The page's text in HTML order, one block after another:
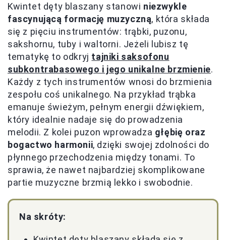
Kwintet dęty blaszany stanowi niezwykle
fascynującą formację muzyczną, która składa
się z pięciu instrumentów: trąbki, puzonu,
sakshornu, tuby i waltorni. Jeżeli lubisz tę
tematykę to odkryj tajniki saksofonu
subkontrabasowego i jego unikalne brzmienie.
Każdy z tych instrumentów wnosi do brzmienia
zespołu coś unikalnego. Na przykład trąbka
emanuje świeżym, pełnym energii dźwiękiem,
który idealnie nadaje się do prowadzenia
melodii. Z kolei puzon wprowadza głębię oraz
bogactwo harmonii, dzięki swojej zdolności do
płynnego przechodzenia między tonami. To
sprawia, że nawet najbardziej skomplikowane
partie muzyczne brzmią lekko i swobodnie.
Na skróty: